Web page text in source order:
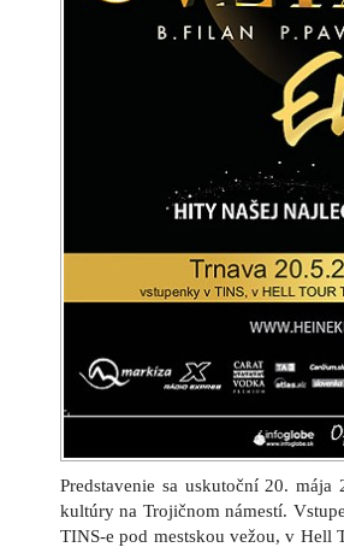
Predstavenie sa uskutoční 20.
kultúry na Trojičnom námestí.
TINS-e pod mestskou vežou, v Hell